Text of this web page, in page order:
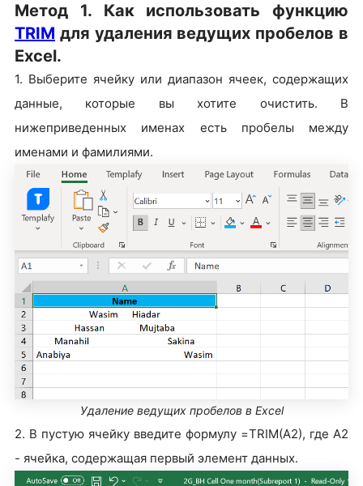
Метод 1. Как использовать функцию
TRIM для удаления ведущих пробелов в
Excel.
1. Выберите ячейку или диапазон ячеек, содержащих
данные, которые вы хотите очистить. В
нижеприведенных именах есть пробелы между
именами и фамилиями.
Удаление ведущих пробелов в Excel
2. В пустую ячейку введите формулу =TRIM(A2), где A2
- ячейка, содержащая первый элемент данных.